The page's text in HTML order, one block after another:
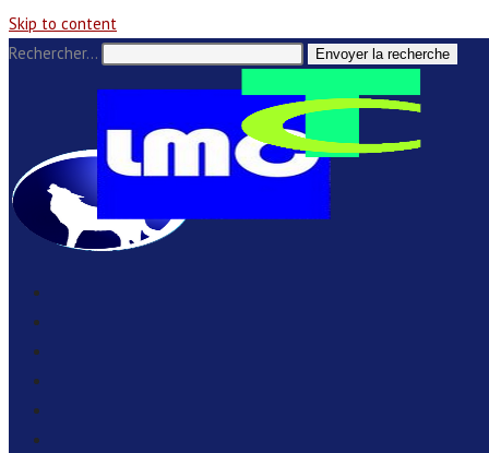
Skip to content
Rechercher…
Envoyer la recherche